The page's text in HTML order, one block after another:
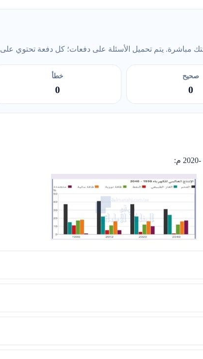
يتم تحميل الأسئلة على دفعات؛ كل دفعة تحتوي على 5 أسئلة.
صحيح
0
خطأ
0